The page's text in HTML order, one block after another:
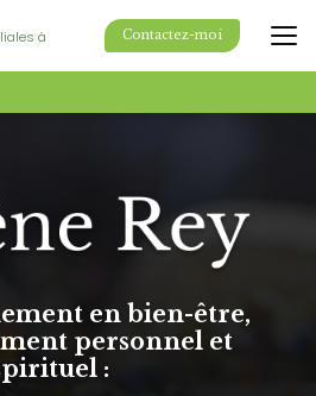
Contactez-moi
en bien-être,
personnel et
: